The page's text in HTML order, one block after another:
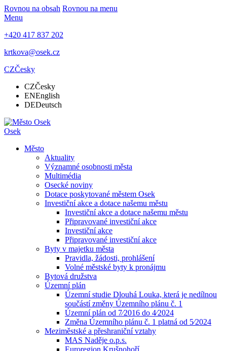
Rovnou na obsah Rovnou na menu
Menu
+420 417 837 202
krtkova@osek.cz
CZČesky
CZČesky
ENEnglish
DEDeutsch
Osek
Město
Aktuality
Významné osobnosti města
Multimédia
Osecké noviny
Dotace poskytované městem Osek
Investiční akce a dotace našemu městu
Investiční akce a dotace našemu městu
Připravované investiční akce
Investiční akce
Připravované investiční akce
Byty v majetku města
Pravidla, žádosti, prohlášení
Volné městské byty k pronájmu
Bytová družstva
Územní plán
Územní studie Dlouhá Louka, která je nedílnou
součástí změny Územního plánu č. 1
Územní plán od 7⁄2016 do 4⁄2024
Změna Územního plánu č. 1 platná od 5⁄2024
Meziměstské a přeshraniční vztahy
MAS Naděje o.p.s.
Euroregion Krušnohoří